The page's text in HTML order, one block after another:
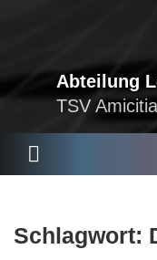
Abteilung
TSV
e
Schlagwort: